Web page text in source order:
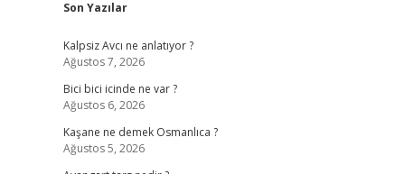
Sidebar
Son Yazılar
Kalpsiz Avcı ne anlatıyor ?
Ağustos 7, 2026
Bici bici icinde ne var ?
Ağustos 6, 2026
Kaşane ne demek Osmanlıca ?
Ağustos 5, 2026